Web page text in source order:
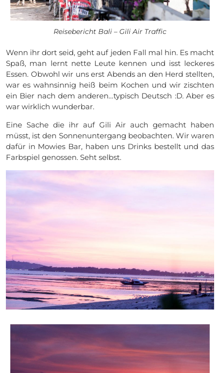
Reisebericht Bali – Gili Air Traffic
Wenn ihr dort seid, geht auf jeden Fall mal hin. Es macht
Spaß, man lernt nette Leute kennen und isst leckeres
Essen. Obwohl wir uns erst Abends an den Herd stellten,
war es wahnsinnig heiß beim Kochen und wir zischten
ein Bier nach dem anderen…typisch Deutsch :D. Aber es
war wirklich wunderbar.
Eine Sache die ihr auf Gili Air auch gemacht haben
müsst, ist den Sonnenuntergang beobachten. Wir waren
dafür in Mowies Bar, haben uns Drinks bestellt und das
Farbspiel genossen. Seht selbst.